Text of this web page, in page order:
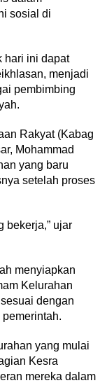
sosial di
hari ini dapat
menjadi
pembimbing
Rakyat (Kabag
Mohammad
yang baru
setelah proses
bekerja,” ujar
menyiapkan
Kelurahan
dengan
yang mulai
Kesra
mereka dalam